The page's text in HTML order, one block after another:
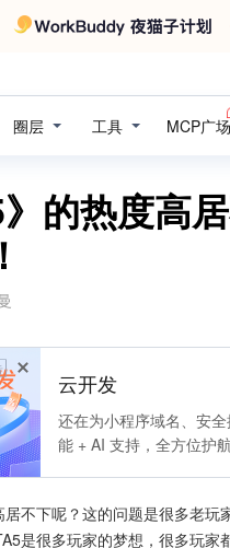
圈层 工具 MCP广场
的热度高
云开发
还在为小程序域名、安
能 + AI 支持，全方位护
不下呢？这的问题是很多老
是很多玩家的梦想，很多玩